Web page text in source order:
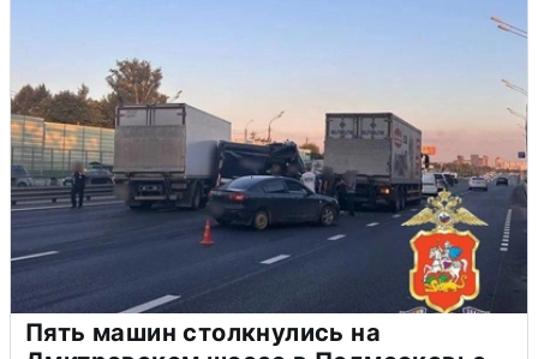
Пять машин столкнулись на